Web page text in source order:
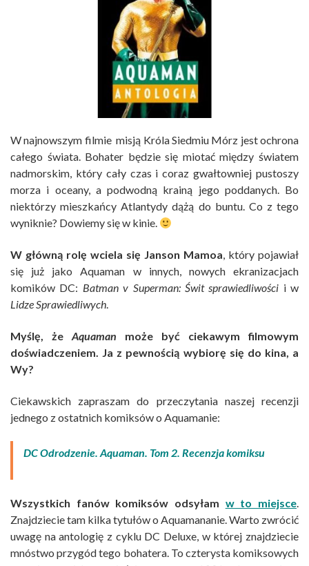
W najnowszym filmie misją Króla Siedmiu Mórz jest ochrona
całego świata. Bohater będzie się miotać między światem
nadmorskim, który cały czas i coraz gwałtowniej pustoszy
morza i oceany, a podwodną krainą jego poddanych. Bo
niektórzy mieszkańcy Atlantydy dążą do buntu. Co z tego
wyniknie? Dowiemy się w kinie.
W główną rolę wciela się Janson Mamoa, który pojawiał
się już jako Aquaman w innych, nowych ekranizacjach
komików DC: Batman v Superman: Świt sprawiedliwości i w
Lidze Sprawiedliwych.
Myślę, że Aquaman może być ciekawym filmowym
doświadczeniem. Ja z pewnością wybiorę się do kina, a
Wy?
Ciekawskich zapraszam do przeczytania naszej recenzji
jednego z ostatnich komiksów o Aquamanie:
DC Odrodzenie. Aquaman. Tom 2. Recenzja komiksu
Wszystkich fanów komiksów odsyłam w to miejsce.
Znajdziecie tam kilka tytułów o Aquamananie. Warto zwrócić
uwagę na antologię z cyklu DC Deluxe, w której znajdziecie
mnóstwo przygód tego bohatera. To czterysta komiksowych